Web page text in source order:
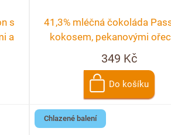
s
a
41,3% mléčná čokoláda
kokosem, pekanovými
malinami
349 Kč
Do košíku
Chlazené balení